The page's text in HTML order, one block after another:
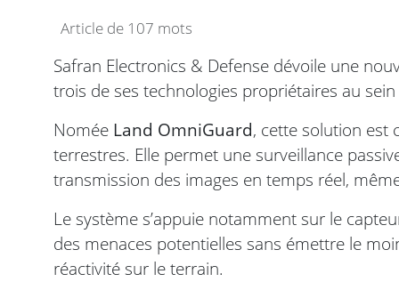
Article de 107 mots
Safran Electronics & Defense dévoile une
trois de ses technologies propriétaires au
Nomée Land OmniGuard, cette solution est
terrestres. Elle permet une surveillance
transmission des images en temps réel,
Le système s’appuie notamment sur le
des menaces potentielles sans émettre le
réactivité sur le terrain.